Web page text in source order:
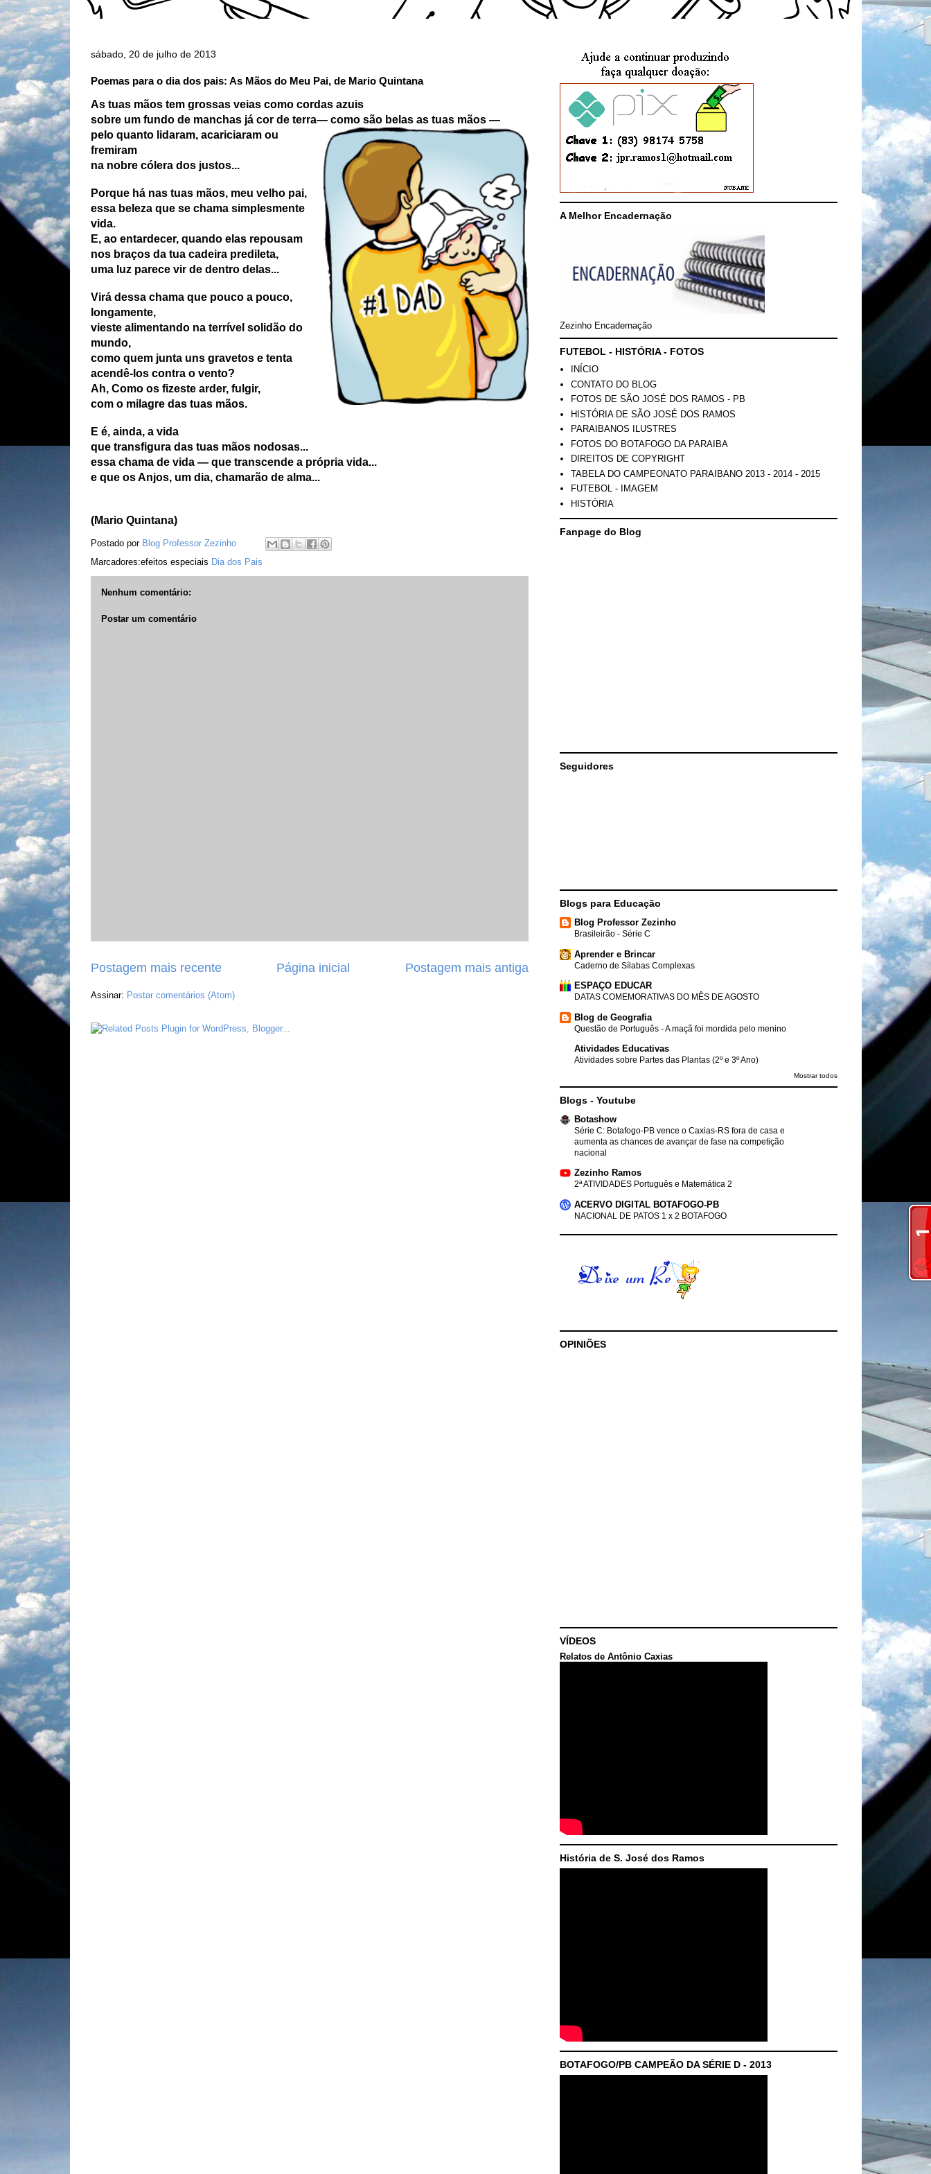
sábado, 20 de julho de 2013
Poemas para o dia dos pais: As Mãos do Meu Pai, de Mario Quintana
As tuas mãos tem grossas veias como cordas azuis
sobre um fundo de manchas já cor de terra— como são belas as tuas mãos —
pelo quanto lidaram, acariciaram ou
fremiram
na nobre cólera dos justos...
Porque há nas tuas mãos, meu velho pai,
essa beleza que se chama simplesmente
vida.
E, ao entardecer, quando elas repousam
nos braços da tua cadeira predileta,
uma luz parece vir de dentro delas...
Virá dessa chama que pouco a pouco,
longamente,
vieste alimentando na terrível solidão do
mundo,
como quem junta uns gravetos e tenta
acendê-los contra o vento?
Ah, Como os fizeste arder, fulgir,
com o milagre das tuas mãos.
E é, ainda, a vida
que transfigura das tuas mãos nodosas...
essa chama de vida — que transcende a própria vida...
e que os Anjos, um dia, chamarão de alma...
(Mario Quintana)
Postado por Blog Professor Zezinho
Marcadores:efeitos especiais Dia dos Pais
Nenhum comentário:
Postar um comentário
Postagem mais recente Postagem mais antiga
Página inicial
Assinar: Postar comentários (Atom)
A Melhor Encadernação
Zezinho Encadernação
FUTEBOL - HISTÓRIA - FOTOS
INÍCIO
CONTATO DO BLOG
FOTOS DE SÃO JOSÉ DOS RAMOS - PB
HISTÓRIA DE SÃO JOSÉ DOS RAMOS
PARAIBANOS ILUSTRES
FOTOS DO BOTAFOGO DA PARAIBA
DIREITOS DE COPYRIGHT
TABELA DO CAMPEONATO PARAIBANO 2013 - 2014 - 2015
FUTEBOL - IMAGEM
HISTÓRIA
Fanpage do Blog
Seguidores
Blogs para Educação
Blog Professor Zezinho
Brasileirão - Série C
Aprender e Brincar
Caderno de Sílabas Complexas
ESPAÇO EDUCAR
DATAS COMEMORATIVAS DO MÊS DE AGOSTO
Blog de Geografia
Questão de Português - A maçã foi mordida pelo menino
Atividades Educativas
Atividades sobre Partes das Plantas (2º e 3º Ano)
Mostrar todos
Blogs - Youtube
Botashow
Série C: Botafogo-PB vence o Caxias-RS fora de casa e
aumenta as chances de avançar de fase na competição
nacional
Zezinho Ramos
2ª ATIVIDADES Português e Matemática 2
ACERVO DIGITAL BOTAFOGO-PB
NACIONAL DE PATOS 1 x 2 BOTAFOGO
OPINIÕES
VÍDEOS
Relatos de Antônio Caxias
História de S. José dos Ramos
BOTAFOGO/PB CAMPEÃO DA SÉRIE D - 2013